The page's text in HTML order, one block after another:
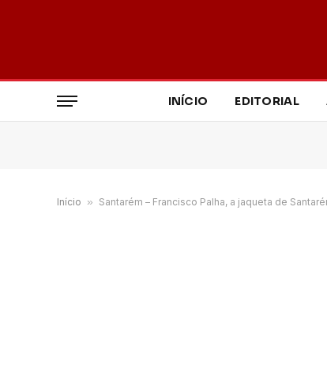
INÍCIO EDITORIAL
Início » Santarém – Francisco Palha, a jaqueta de